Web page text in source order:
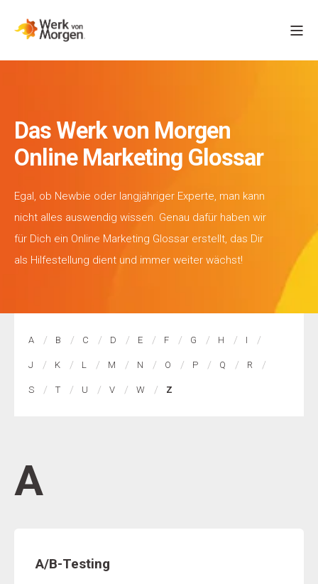
Das Werk von Morgen
Online Marketing Glossar
Egal, ob Newbie oder langjähriger Experte, man kann
nicht alles auswendig wissen. Genau dafür haben wir
für Dich ein Online Marketing Glossar erstellt, das Dir
als Hilfestellung dient und immer weiter wächst!
A B C D E F G H I
J K L M N O P Q R
S T U V W Z
A
A/B-Testing